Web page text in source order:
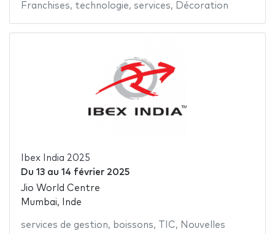
Franchises, technologie, services, Décoration
Ibex India 2025
Du 13au 14 février 2025
Jio World Centre
Mumbai, Inde
services de gestion, boissons, TIC, Nouvelles